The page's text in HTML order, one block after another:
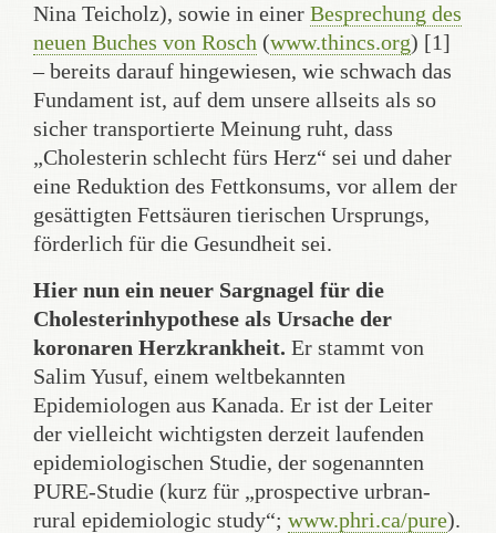
Nina Teicholz), sowie in einer Besprechung des
neuen Buches von Rosch (www.thincs.org) [1]
– bereits darauf hingewiesen, wie schwach das
Fundament ist, auf dem unsere allseits als so
sicher transportierte Meinung ruht, dass
„Cholesterin schlecht fürs Herz“ sei und daher
eine Reduktion des Fettkonsums, vor allem der
gesättigten Fettsäuren tierischen Ursprungs,
förderlich für die Gesundheit sei.
Hier nun ein neuer Sargnagel für die
Cholesterinhypothese als Ursache der
koronaren Herzkrankheit. Er stammt von
Salim Yusuf, einem weltbekannten
Epidemiologen aus Kanada. Er ist der Leiter
der vielleicht wichtigsten derzeit laufenden
epidemiologischen Studie, der sogenannten
PURE-Studie (kurz für „prospective urbran-
rural epidemiologic study“; www.phri.ca/pure).